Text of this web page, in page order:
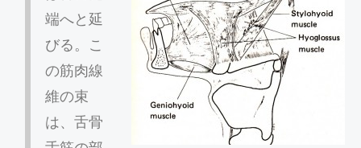
端へと延
びる。こ
の筋肉線
維の束
は、舌骨